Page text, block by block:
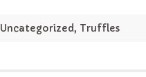
Uncategorized, Truffles